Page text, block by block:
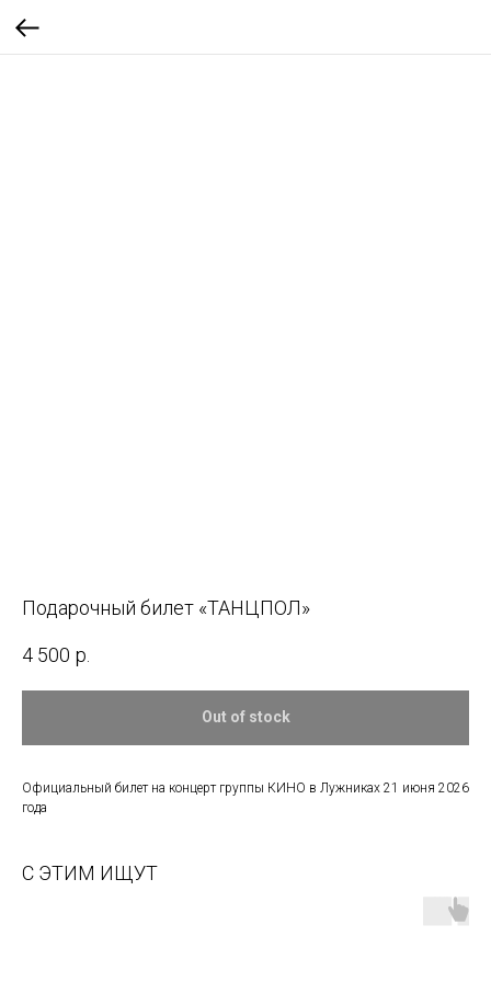
Подарочный билет «ТАНЦПОЛ»
4 500 р.
Out of stock
Официальный билет на концерт группы КИНО в Лужниках 21 июня 2026
года
С ЭТИМ ИЩУТ